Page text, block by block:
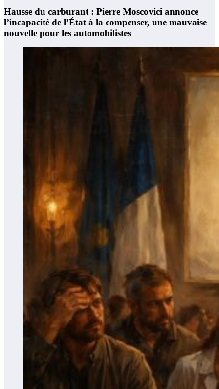
Hausse du carburant : Pierre Moscovici annonce
l’incapacité de l’État à la compenser, une mauvaise
nouvelle pour les automobilistes